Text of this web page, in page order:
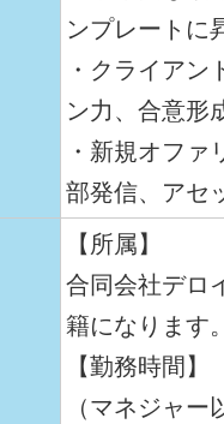
ンプレートに
・クライア
ン力、合意形
・新規オフ
部発信、アセ
【所属】
合同会社デロ
籍になります
【勤務時間】
（マネジャー